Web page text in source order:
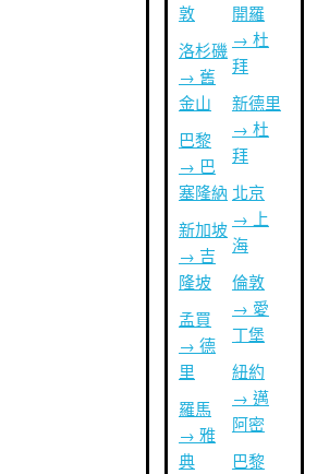
敦
洛杉磯
→ 舊
金山
巴黎
→ 巴
塞隆納
新加坡
→ 吉
隆坡
孟買
→ 德
里
羅馬
→ 雅
典
開羅
→ 杜
拜
新德里
→ 杜
拜
北京
→ 上
海
倫敦
→ 愛
丁堡
紐約
→ 邁
阿密
巴黎